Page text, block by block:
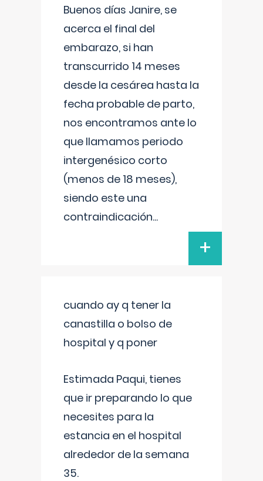
Buenos días Janire, se
acerca el final del
embarazo, si han
transcurrido 14 meses
desde la cesárea hasta la
fecha probable de parto,
nos encontramos ante lo
que llamamos periodo
intergenésico corto
(menos de 18 meses),
siendo este una
contraindicación...
+
cuando ay q tener la
canastilla o bolso de
hospital y q poner
Estimada Paqui, tienes
que ir preparando lo que
necesites para la
estancia en el hospital
alrededor de la semana
35.